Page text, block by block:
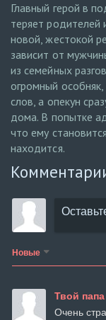
Главный герой в
теряет родителей
новой, жестокой
зависит от
из семейных
огромный
слов, а опекун
дома. В попытке
что ему
находится.
Новые
Твой папа
Очень